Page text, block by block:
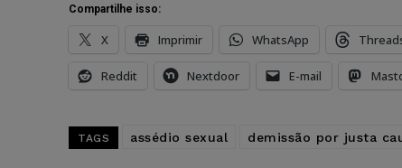
Compartilhe isso:
X Imprimir WhatsApp
Reddit Nextdoor E-mail
TAGS assédio sexual demissão por justa